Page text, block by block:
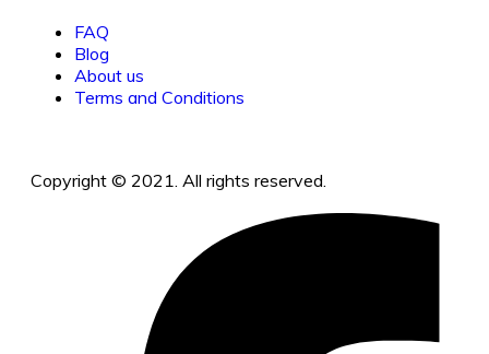
FAQ
Blog
About us
Terms and Conditions
Copyright © 2021. All rights reserved.